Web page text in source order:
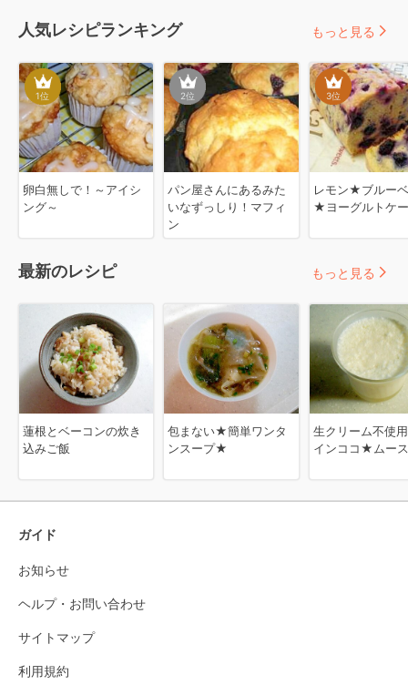
人気レシピランキング
1位
卵白無しで！～アイシ
ング～
2位
パン屋さんにあるみた
いなずっしり！マフィ
ン
3位
レモン★ブルー
★ヨーグルトケ
もっと見る
最新のレシピ
蓮根とベーコンの炊き
込みご飯
包まない★簡単ワンタ
ンスープ★
生クリーム不使
インココ★ムース
もっと見る
ガイド
お知らせ
ヘルプ・お問い合わせ
サイトマップ
利用規約